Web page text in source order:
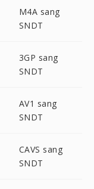
M4A sang
SNDT
3GP sang
SNDT
AV1 sang
SNDT
CAVS sang
SNDT